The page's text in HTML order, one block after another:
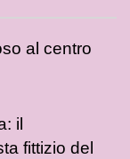
al centro
il
fittizio del